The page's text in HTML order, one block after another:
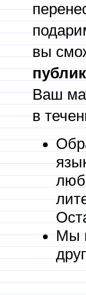
вы
Ваш
в
Мы